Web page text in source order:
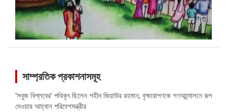
সাম্প্রতিক প্রকাশনাসমূহ
‘সবুজ বিপ্লবের’ পথিকৃৎ ছিলেন শহীদ জিয়াউর রহমান, বৃক্ষরোপণকে গণআন্দোলনে রূপ
দেওয়ার আহ্বান পরিবেশমন্ত্রীর